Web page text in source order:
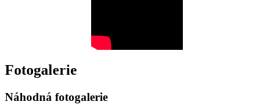
Fotogalerie
Náhodná fotogalerie